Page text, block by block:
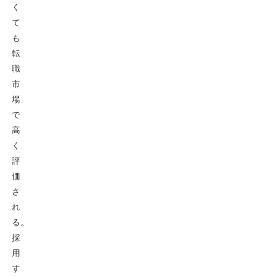
く
て
も
転
職
市
場
で
高
く
評
価
さ
れ
る。
採
用
す